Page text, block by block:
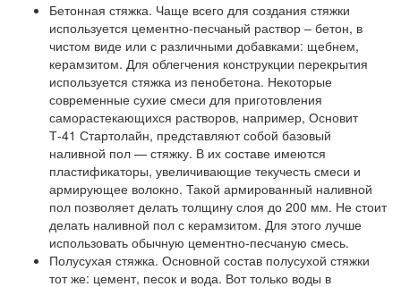
Бетонная стяжка. Чаще всего для создания стяжки
используется цементно-песчаный раствор – бетон, в
чистом виде или с различными добавками: щебнем,
керамзитом. Для облегчения конструкции перекрытия
используется стяжка из пенобетона. Некоторые
современные сухие смеси для приготовления
саморастекающихся растворов, например, Основит
Т-41 Стартолайн, представляют собой базовый
наливной пол — стяжку. В их составе имеются
пластификаторы, увеличивающие текучесть смеси и
армирующее волокно. Такой армированный наливной
пол позволяет делать толщину слоя до 200 мм. Не стоит
делать наливной пол с керамзитом. Для этого лучше
использовать обычную цементно-песчаную смесь.
Полусухая стяжка. Основной состав полусухой стяжки
тот же: цемент, песок и вода. Вот только воды в